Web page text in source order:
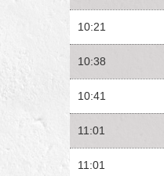
10:21
10:38
10:41
11:01
11:01